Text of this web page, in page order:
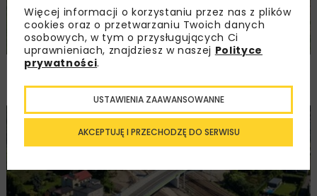
Ponownie wybrano ofertę na budowę A2
Biała Podlaska–Kijowiec
Więcej informacji o korzystaniu przez nas z plików
cookies oraz o przetwarzaniu Twoich danych
osobowych, w tym o przysługujących Ci
uprawnieniach, znajdziesz w naszej Polityce
prywatności.
AKCEPTUJĘ I PRZECHODZĘ DO SERWISU
USTAWIENIA ZAAWANSOWANNE